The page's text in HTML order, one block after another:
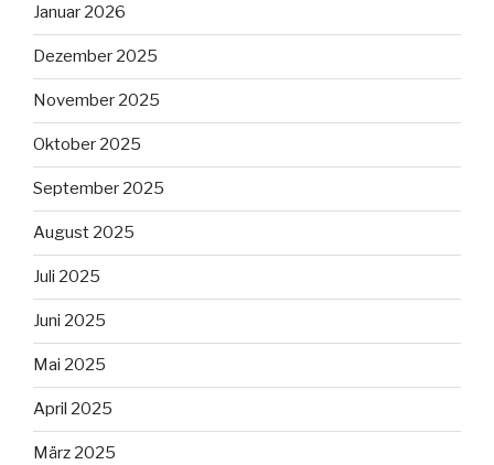
Januar 2026
Dezember 2025
November 2025
Oktober 2025
September 2025
August 2025
Juli 2025
Juni 2025
Mai 2025
April 2025
März 2025